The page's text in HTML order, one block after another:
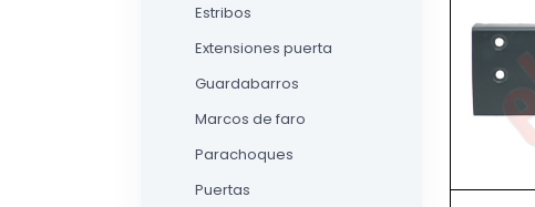
Estribos
Extensiones puerta
Guardabarros
Marcos de faro
Parachoques
Puertas